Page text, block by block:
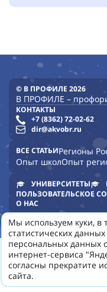
© В ПРОФИЛЕ 2026
В ПРОФИЛЕ –
КОНТАКТЫ
+7 (8362) 72-02-62
dir@akvobr.ru
ВСЕ СТАТЬИРегионы
Опыт школОпыт
УНИВЕРСИТЕТЫ
ПОЛЬЗОВАТЕЛЬСКОЕ
О НАС
Мы используем куки, в
статистических
персональных данных
интернет-сервиса
согласны прекратите
сайта.